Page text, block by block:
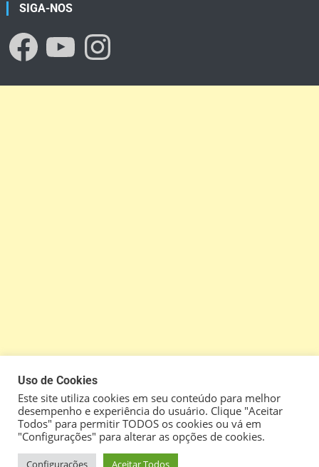
SIGA-NOS
Uso de Cookies
Este site utiliza cookies em seu conteúdo para melhor
desempenho e experiência do usuário. Clique "Aceitar
Todos" para permitir TODOS os cookies ou vá em
"Configurações" para alterar as opções de cookies.
Configurações Aceitar Todos